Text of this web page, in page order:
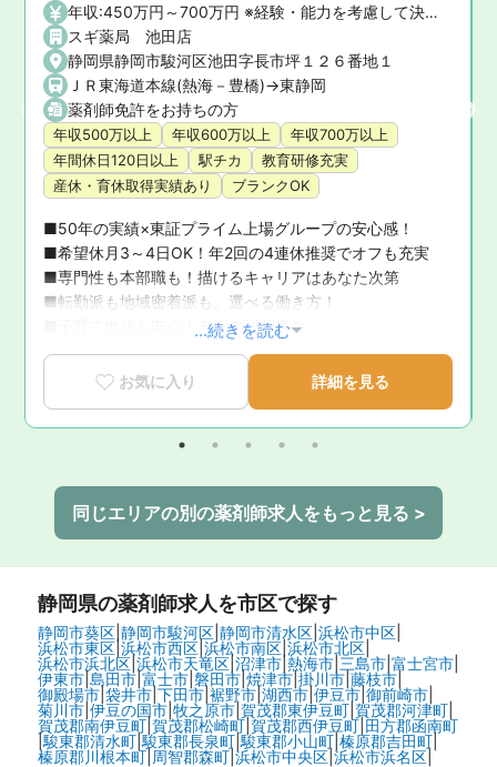
年収:450万円～700万円 ※経験・能力を考慮して決定いたします。 【昇給】年1回 【賞与】年2回(7月・12月)、業績賞与:年1回(業績連動型) 【諸手当】資格手当、時間外手当、通勤手当、子ども手当等
スギ薬局 池田店
静岡県静岡市駿河区池田字長市坪１２６番地１
ＪＲ東海道本線(熱海－豊橋)->東静岡
薬剤師免許をお持ちの方
年収500万以上 年収600万以上
年収700万以上
年間休日120日以上
駅チカ
教育研修充実
産休・育休取得実績あり
ブランクOK
■50年の実績×東証プライム上場グループの安心感！
■希望休月3～4日OK！年2回の4連休推奨でオフも充実
■専門性も本部職も！描けるキャリアはあなた次第
■転勤派も地域密着派も。選べる働き方！
■子育て世代も安心！充実の福利厚生
...続きを読む
お気に入り 詳細を見る
同じエリアの別の薬剤師求人をもっと見る >
静岡県の薬剤師求人を市区で探す
静岡市葵区| 静岡市駿河区| 静岡市清水区| 浜松市中区|
浜松市東区|浜松市西区| 浜松市南区| 浜松市北区|
浜松市浜北区| 浜松市天竜区| 沼津市|熱海市| 三島市| 富士宮市|
伊東市| 島田市| 富士市| 磐田市| 焼津市| 掛川市| 藤枝市|
御殿場市| 袋井市| 下田市| 裾野市| 湖西市| 伊豆市| 御前崎市|
菊川市| 伊豆の国市| 牧之原市| 賀茂郡東伊豆町| 賀茂郡河津町|
賀茂郡南伊豆町| 賀茂郡松崎町| 賀茂郡西伊豆町| 田方郡函南町
|駿東郡清水町| 駿東郡長泉町| 駿東郡小山町| 榛原郡吉田町|
榛原郡川根本町| 周智郡森町| 浜松市中央区| 浜松市浜名区|